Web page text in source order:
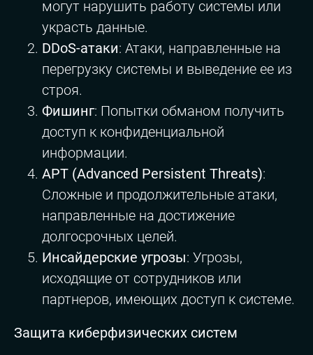
могут нарушить работу системы или
украсть данные.
DDoS-атаки: Атаки, направленные на
перегрузку системы и выведение ее из
строя.
Фишинг: Попытки обманом получить
доступ к конфиденциальной
информации.
APT (Advanced Persistent Threats):
Сложные и продолжительные атаки,
направленные на достижение
долгосрочных целей.
Инсайдерские угрозы: Угрозы,
исходящие от сотрудников или
партнеров, имеющих доступ к системе.
Защита киберфизических систем